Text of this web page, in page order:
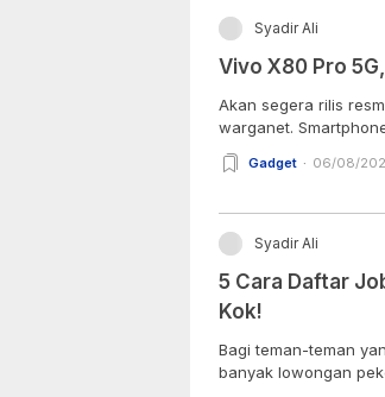
Syadir Ali
Vivo X80 Pro
Akan segera rilis
warganet.
Gadget 06/08/
Syadir Ali
5 Cara Daftar
Kok!
Bagi teman-teman
banyak lowongan